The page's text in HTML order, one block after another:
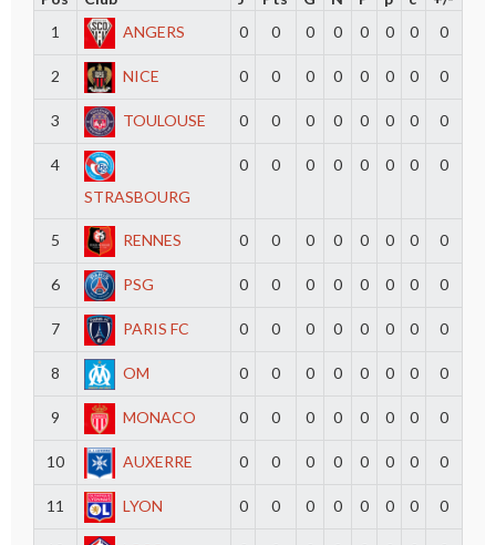
1
ANGERS 0 0 0 0 0 0 0 0
2 NICE 0 0 0 0 0 0 0 0
3 TOULOUSE 0 0 0 0 0 0 0 0
4
STRASBOURG
0 0 0 0 0 0 0 0
5 RENNES 0 0 0 0 0 0 0 0
6 PSG 0 0 0 0 0 0 0 0
7 PARIS FC 0 0 0 0 0 0 0 0
8 OM 0 0 0 0 0 0 0 0
9 MONACO 0 0 0 0 0 0 0 0
10 AUXERRE 0 0 0 0 0 0 0 0
11 LYON 0 0 0 0 0 0 0 0